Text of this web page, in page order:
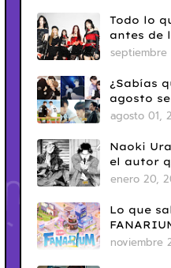
clásico
Todo lo
antes de
ARTMS a
¿Sabías
agosto
del Yaoi?
BL
agosto 01,
Naoki
el autor
mal
enero 20,
Lo que
juego
noviembre